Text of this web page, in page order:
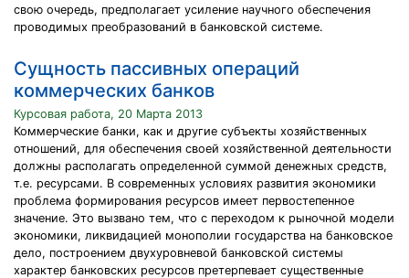
свою очередь, предполагает усиление научного обеспечения
проводимых преобразований в банковской системе.
Сущность пассивных операций
коммерческих банков
Курсовая работа, 20 Марта 2013
Коммерческие банки, как и другие субъекты хозяйственных
отношений, для обеспечения своей хозяйственной деятельности
должны располагать определенной суммой денежных средств,
т.е. ресурсами. В современных условиях развития экономики
проблема формирования ресурсов имеет первостепенное
значение. Это вызвано тем, что с переходом к рыночной модели
экономики, ликвидацией монополии государства на банковское
дело, построением двухуровневой банковской системы
характер банковских ресурсов претерпевает существенные